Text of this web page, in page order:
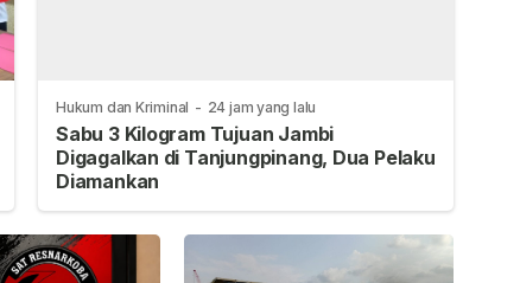
Hukum dan Kriminal - 24 jam yang lalu
Sabu 3 Kilogram Tujuan Jambi
Digagalkan di Tanjungpinang, Dua Pelaku
Diamankan